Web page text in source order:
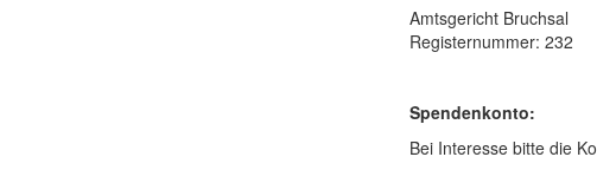
Amtsgericht Bruchsal
Registernummer: 232
Spendenkonto:
Bei Interesse bitte die